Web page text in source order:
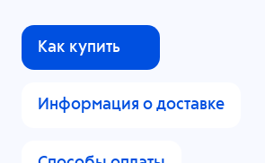
Как купить
Информация о доставке